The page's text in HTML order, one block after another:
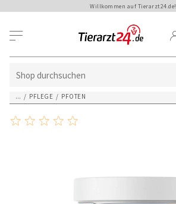
Willkommen auf Tierarzt24.de!
... / PFLEGE / PFOTEN